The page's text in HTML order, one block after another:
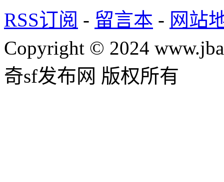
RSS订阅 - 留言本 - 网站
Copyright © 2024
奇sf发布网 版权所有